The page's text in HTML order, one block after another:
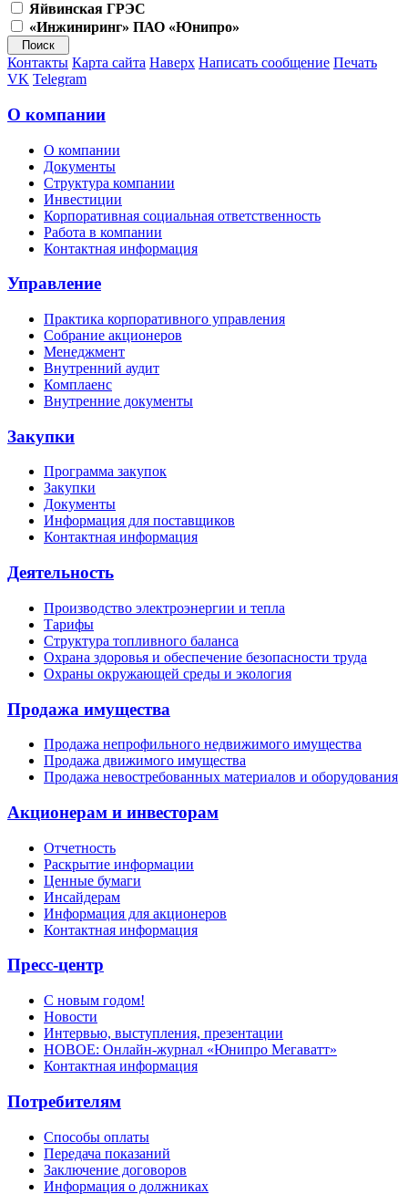
Яйвинская ГРЭС
«Инжиниринг» ПАО «Юнипро»
Контакты Карта сайта Наверх Написать сообщение Печать
VK Telegram
О компании
О компании
Документы
Структура компании
Инвестиции
Корпоративная социальная ответственность
Работа в компании
Контактная информация
Управление
Практика корпоративного управления
Собрание акционеров
Менеджмент
Внутренний аудит
Комплаенс
Внутренние документы
Закупки
Программа закупок
Закупки
Документы
Информация для поставщиков
Контактная информация
Деятельность
Производство электроэнергии и тепла
Тарифы
Структура топливного баланса
Охрана здоровья и обеспечение безопасности труда
Охраны окружающей среды и экология
Продажа имущества
Продажа непрофильного недвижимого имущества
Продажа движимого имущества
Продажа невостребованных материалов и оборудования
Акционерам и инвесторам
Отчетность
Раскрытие информации
Ценные бумаги
Инсайдерам
Информация для акционеров
Контактная информация
Пресс-центр
С новым годом!
Новости
Интервью, выступления, презентации
НОВОЕ: Онлайн-журнал «Юнипро Мегаватт»
Контактная информация
Потребителям
Способы оплаты
Передача показаний
Заключение договоров
Информация о должниках